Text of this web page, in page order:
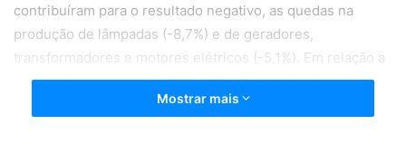
contribuíram para o resultado negativo, as quedas na
produção de lâmpadas (-8,7%) e de geradores,
transformadores e motores elétricos (-5,1%). Em relação a
julho do ano passado, a produção industrial do setor
elétrico e eletrônico recuou 1,9%.
Mostrar mais